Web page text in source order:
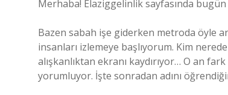
Merhaba! Elaziggelinlik sayfasında
Bazen sabah işe giderken metroda öyle
insanları izlemeye başlıyorum. Kim
alışkanlıktan ekranı kaydırıyor… O an
yorumluyor. İşte sonradan adını